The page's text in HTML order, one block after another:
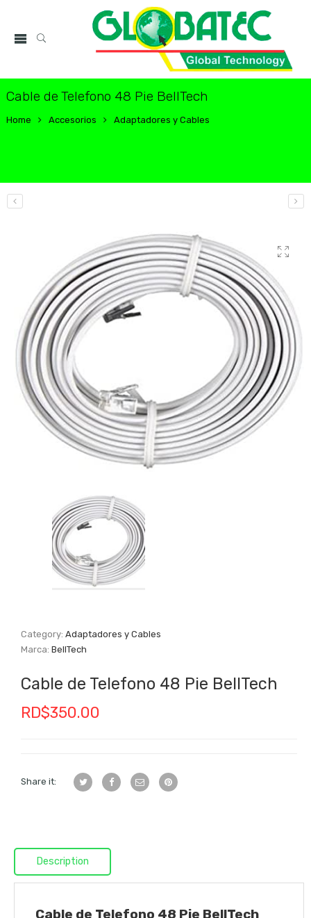
Cable de Telefono 48 Pie BellTech
Home Accesorios Adaptadores y Cables
Category:Adaptadores y Cables
Marca:BellTech
Cable de Telefono 48 Pie BellTech
RD$350.00
Share it:
Description
Cable de Telefono 48 Pie BellTech